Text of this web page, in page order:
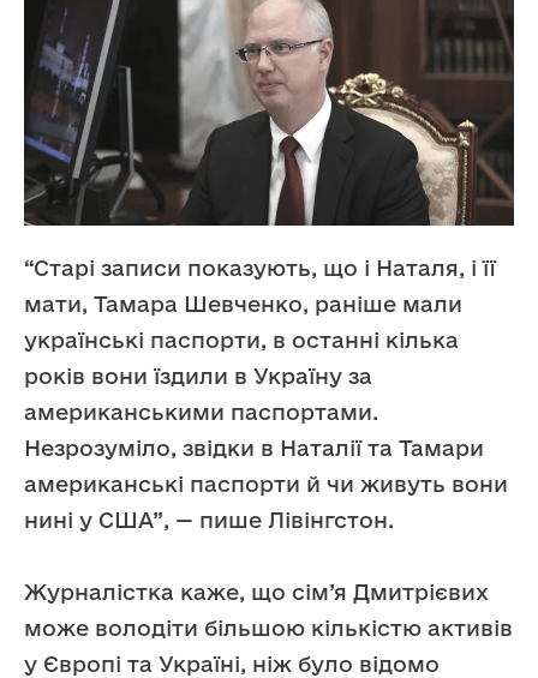
“Старі записи показують, що і Наталя, і її
мати, Тамара Шевченко, раніше мали
українські паспорти, в останні кілька
років вони їздили в Україну за
американськими паспортами.
Незрозуміло, звідки в Наталії та Тамари
американські паспорти й чи живуть вони
нині у США”, — пише Лівінгстон.
Журналістка каже, що сім’я Дмитрієвих
може володіти більшою кількістю активів
у Європі та Україні, ніж було відомо